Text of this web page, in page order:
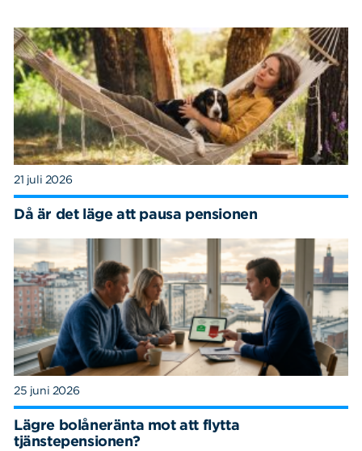
21 juli 2026
Då är det läge att pausa pensionen
25 juni 2026
Lägre bolåneränta mot att flytta
tjänstepensionen?